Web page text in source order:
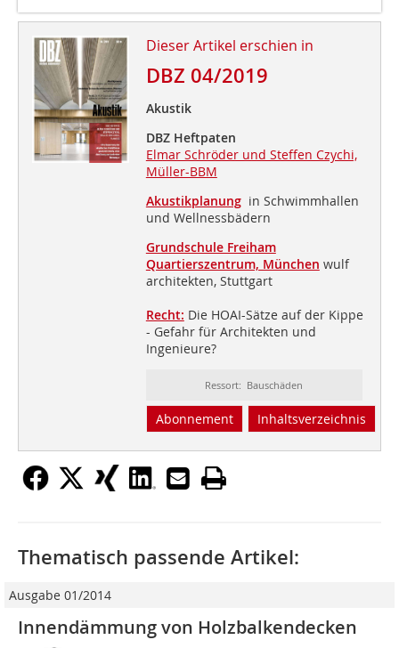
Dieser Artikel erschien in
DBZ 04/2019
Akustik
DBZ Heftpaten
Elmar Schröder und Steffen Czychi,
Müller-BBM
Akustikplanung in Schwimmhallen
und Wellnessbädern
Grundschule Freiham
Quartierszentrum, München wulf
architekten, Stuttgart
Recht: Die HOAI-Sätze auf der Kippe
- Gefahr für Architekten und
Ingenieure?
Ressort: Bauschäden
Abonnement Inhaltsverzeichnis
Thematisch passende Artikel:
Ausgabe 01/2014
Innendämmung von Holzbalkendecken